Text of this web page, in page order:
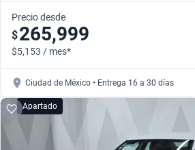
Precio desde
$265,999
$5,153 / mes*
Ciudad de México • Entrega 16 a 30 días
Apartado